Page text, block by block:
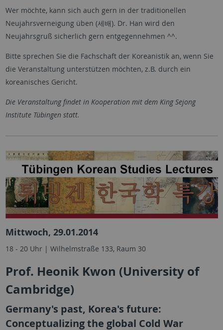
Wer möchte, kann sich auch gern in der traditionellen
Neujahrsverneigung üben (세배). Dr. Han wird den
Neujahrsgruß sicherlich gern entgegennehmen ^^.
Bitte sprechen Sie die Fachschaft der Koreanistik an, wenn Sie
die Veranstaltung unterstützen möchten, z.B. durch ein
koreanisches Gericht.
Die Veranstaltung findet in Kooperation mit dem King Sejong
Institute Tübingen statt.
Mittwoch, 29.01.2014
18 - 20 Uhr | Wilhelmstraße 133, Raum 30
Prof. Heonik Kwon (University of
Cambridge)
Germany's past, Korea's future:
Conceptualizing the global Cold War